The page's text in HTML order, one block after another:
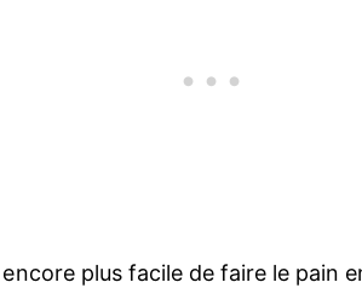
encore plus facile de faire le pain